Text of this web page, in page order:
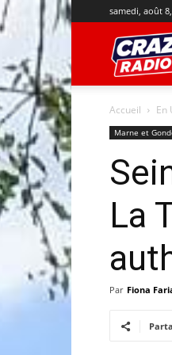
samedi, août
Accueil En
Marne et
La
Par Fiona